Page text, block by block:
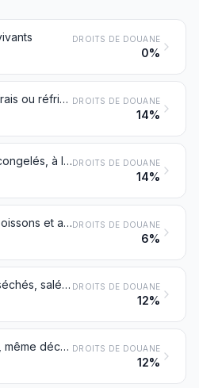
DROITS DE DOUANE
0%
Poissons frais ou réfrigérés, à l'exception des filets de poissons et autre chair de poissons du no 0304 DROITS DE DOUANE
14%
Poissons congelés, à l'exception des filets de poissons et autre chair de poissons du no 0304DROITS DE DOUANE
14%
Filets de poissons et autre chair de poissons (même hachée), frais, réfrigérés ou congelésDROITS DE DOUANE
6%
Poissons séchés, salés ou en saumure; poissons fumés, même cuits avant ou pendant le fumage DROITS DE DOUANE
12%
Crustacés, même décortiqués, vivants, frais, réfrigérés, congelés, séchés, salés ou en saumure; crustacés, même décortiqués, fumés, même cuits avant ou pendant le fumage; crustacés non décortiqués, cuits à l’eau ou à la vapeur, même réfrigérés, congelés, séchés, salés ou en saumure DROITS DE DOUANE
12%